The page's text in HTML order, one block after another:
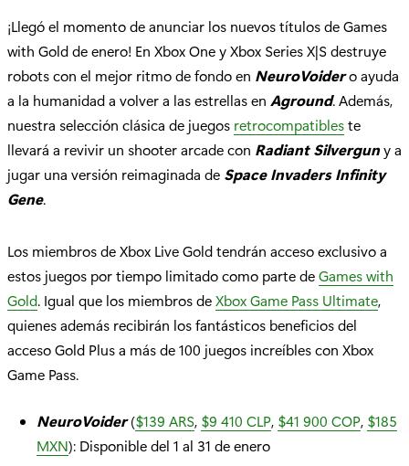
¡Llegó el momento de anunciar los nuevos títulos de Games
with Gold de enero! En Xbox One y Xbox Series X|S destruye
robots con el mejor ritmo de fondo en NeuroVoidero ayuda
a la humanidad a volver a las estrellas en Aground. Además,
nuestra selección clásica de juegos retrocompatibleste
llevará a revivir un shooter arcade con Radiant Silverguny a
jugar una versión reimaginada de Space Invaders Infinity
Gene.
Los miembros de Xbox Live Gold tendrán acceso exclusivo a
estos juegos por tiempo limitado como parte deGames with
Gold. Igual que los miembros deXbox Game Pass Ultimate,
quienes además recibirán los fantásticos beneficios del
acceso Gold Plus a más de 100 juegos increíbles con Xbox
Game Pass.
NeuroVoider($139 ARS, $9 410 CLP, $41 900 COP, $185
MXN): Disponible del 1 al 31 de enero